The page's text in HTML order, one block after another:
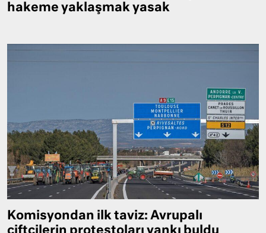
hakeme yaklaşmak yasak
Komisyondan ilk taviz: Avrupalı